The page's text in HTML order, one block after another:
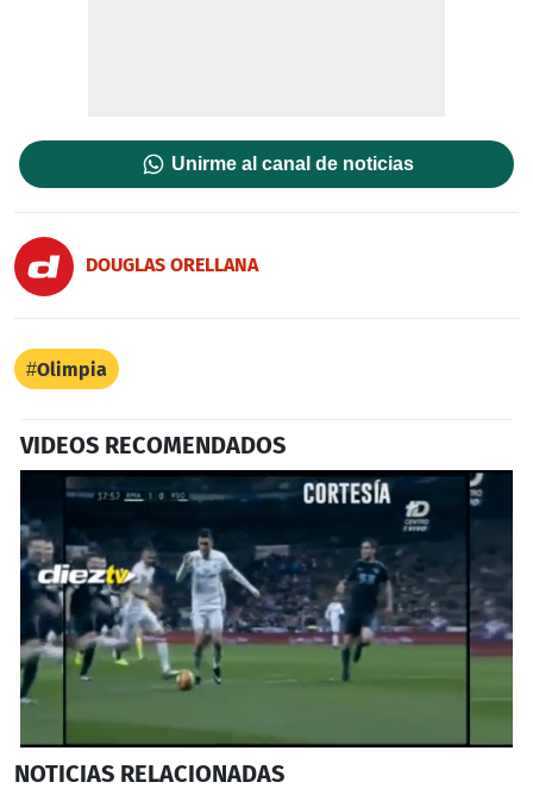
Unirme al canal de noticias
DOUGLAS ORELLANA
Olimpia
VIDEOS RECOMENDADOS
seconds
NOTICIAS RELACIONADAS